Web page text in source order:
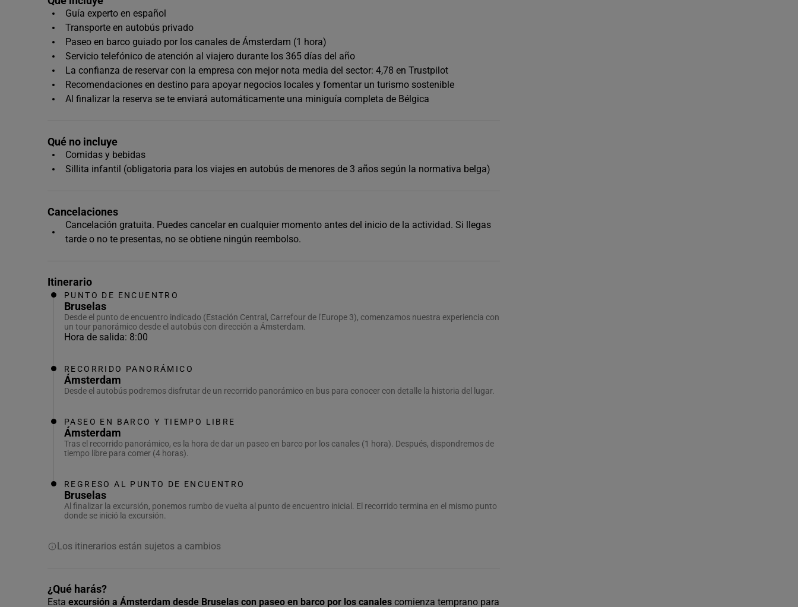
Guía experto en español
Transporte en autobús privado
Paseo en barco guiado por los canales de Ámsterdam (1 hora)
Servicio telefónico de atención al viajero durante los 365 días del año
La confianza de reservar con la empresa con mejor nota media del sector: 4,78 en Trustpilot
Recomendaciones en destino para apoyar negocios locales y fomentar un turismo sostenible
Al finalizar la reserva se te enviará automáticamente una miniguía completa de Bélgica
Qué no incluye
Comidas y bebidas
Sillita infantil (obligatoria para los viajes en autobús de menores de 3 años según la normativa belga)
Cancelaciones
Cancelación gratuita. Puedes cancelar en cualquier momento antes del inicio de la actividad. Si llegas
tarde o no te presentas, no se obtiene ningún reembolso.
Itinerario
PUNTO DE ENCUENTRO
Bruselas
Desde el punto de encuentro indicado (Estación Central, Carrefour de l'Europe 3), comenzamos nuestra experiencia con
un tour panorámico desde el autobús con dirección a Ámsterdam.
Hora de salida: 8:00
RECORRIDO PANORÁMICO
Ámsterdam
Desde el autobús podremos disfrutar de un recorrido panorámico en bus para conocer con detalle la historia del lugar.
PASEO EN BARCO Y TIEMPO LIBRE
Ámsterdam
Tras el recorrido panorámico, es la hora de dar un paseo en barco por los canales (1 hora). Después, dispondremos de
tiempo libre para comer (4 horas).
REGRESO AL PUNTO DE ENCUENTRO
Bruselas
Al finalizar la excursión, ponemos rumbo de vuelta al punto de encuentro inicial. El recorrido termina en el mismo punto
donde se inició la excursión.
Los itinerarios están sujetos a cambios
¿Qué harás?
Esta excursión a Ámsterdam desde Bruselas con paseo en barco por los canales comienza temprano para